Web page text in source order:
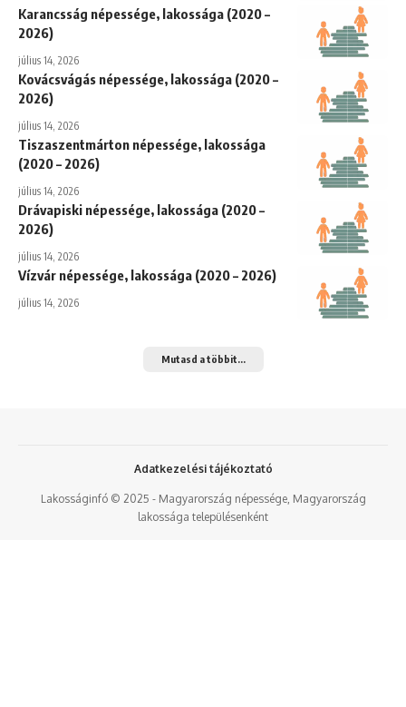
Karancsság népessége, lakossága (2020 –
2026)
július 14, 2026
Kovácsvágás népessége, lakossága (2020 –
2026)
július 14, 2026
Tiszaszentmárton népessége, lakossága
(2020 – 2026)
július 14, 2026
Drávapiski népessége, lakossága (2020 –
2026)
július 14, 2026
Vízvár népessége, lakossága (2020 – 2026)
július 14, 2026
Mutasd a többit...
Lakosságinfó © 2025 - Magyarország népessége, Magyarország
lakossága településenként
Adatkezelési tájékoztató